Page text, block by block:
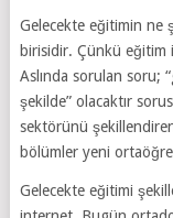
Gelecekte eğitimin ne
birisidir. Çünkü eğitim
Aslında sorulan soru;
şekilde” olacaktır
sektörünü
bölümler yeni
Gelecekte eğitimi